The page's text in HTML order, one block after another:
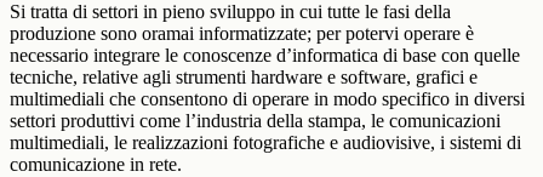
Si tratta di settori in pieno sviluppo in cui tutte le fasi della
produzione sono oramai informatizzate; per potervi operare è
necessario integrare le conoscenze d’informatica di base con quelle
tecniche, relative agli strumenti hardware e software, grafici e
multimediali che consentono di operare in modo specifico in diversi
settori produttivi come l’industria della stampa, le comunicazioni
multimediali, le realizzazioni fotografiche e audiovisive, i sistemi di
comunicazione in rete.